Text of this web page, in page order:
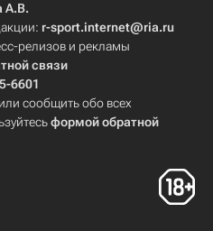
А.В.
r-sport.internet@ria.ru
релизов и рекламы
связи
6601
сообщить обо всех
формой обратной